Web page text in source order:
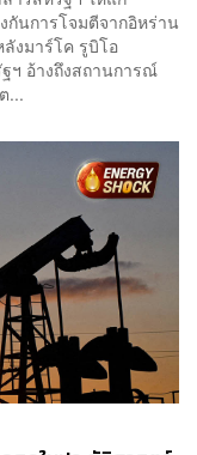
กันการโจมตีจากอิหร่าน
งมาร์โค รูบิโอ
ฯ อ้างถึงสถานการณ์
...